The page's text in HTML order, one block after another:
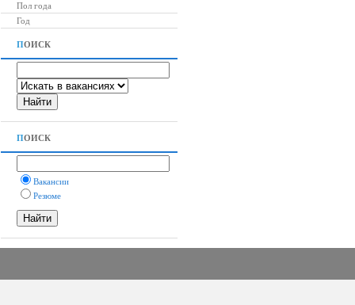
Пол года
Год
ПОИСК
ПОИСК
Вакансии
Резюме